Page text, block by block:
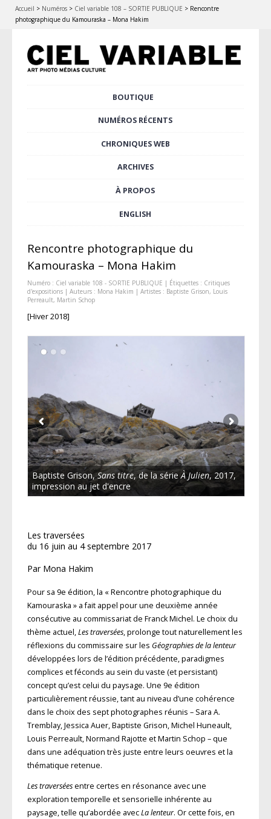
Accueil > Numéros > Ciel variable 108 – SORTIE PUBLIQUE > Rencontre
photographique du Kamouraska – Mona Hakim
BOUTIQUE
NUMÉROS RÉCENTS
CHRONIQUES WEB
ARCHIVES
À PROPOS
ENGLISH
Rencontre photographique du
Kamouraska – Mona Hakim
Numéro : Ciel variable 108 - SORTIE PUBLIQUE | Étiquettes : Critiques
d'expositions| Auteurs : Mona Hakim | Artistes : Baptiste Grison, Louis
Perreault, Martin Schop
[Hiver 2018]
Baptiste Grison,Sans titre, de la sérieÀ Julien, 2017,
impression au jet d'encre
Les traversées
du 16 juin au 4 septembre 2017
Par Mona Hakim
Pour sa 9e édition, la « Rencontre photographique du
Kamouraska » a fait appel pour une deuxième année
consécutive au commissariat de Franck Michel. Le choix du
thème actuel,Les traversées, prolonge tout naturellement les
réflexions du commissaire sur les Géographies de la lenteur
développées lors de l’édition précédente, paradigmes
complices et féconds au sein du vaste (et persistant)
concept qu’est celui du paysage. Une 9e édition
particulièrement réussie, tant au niveau d’une cohérence
dans le choix des sept photographes réunis – Sara A.
Tremblay, Jessica Auer, Baptiste Grison, Michel Huneault,
Louis Perreault, Normand Rajotte et Martin Schop – que
dans une adéquation très juste entre leurs oeuvres et la
thématique retenue.
Les traverséesentre certes en résonance avec une
exploration temporelle et sensorielle inhérente au
paysage, telle qu’abordée avecLa lenteur. Or cette fois, en